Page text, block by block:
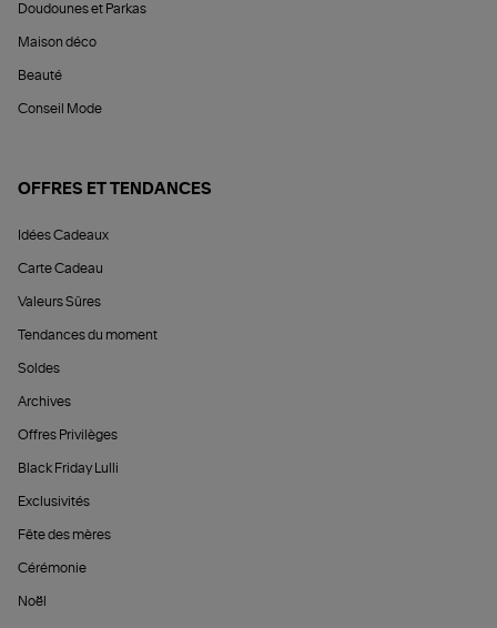
Doudounes et Parkas
Maison déco
Beauté
Conseil Mode
OFFRES ET TENDANCES
Idées Cadeaux
Carte Cadeau
Valeurs Sûres
Tendances du moment
Soldes
Archives
Offres Privilèges
Black Friday Lulli
Exclusivités
Fête des mères
Cérémonie
Noël